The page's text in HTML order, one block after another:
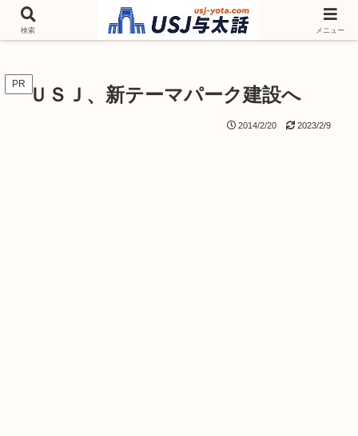
チケットやシーズンイベント ニンテンドーワールド アトラクションなどユニ
バを歩いて情報収集しています
PR ＵＳＪ、新テーマパーク建設へ
2014/2/20 2023/2/9
検索 メニュー